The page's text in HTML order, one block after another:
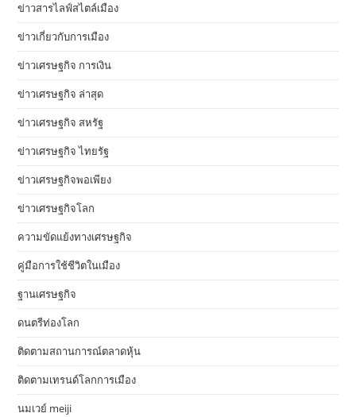
ข่าวสารไลฟ์สไตล์เมือง
ข่าวเกี่ยวกับการเมือง
ข่าวเศรษฐกิจ การเงิน
ข่าวเศรษฐกิจ ล่าสุด
ข่าวเศรษฐกิจ สหรัฐ
ข่าวเศรษฐกิจ ไทยรัฐ
ข่าวเศรษฐกิจพอเพียง
ข่าวเศรษฐกิจโลก
ความขัดแย้งทางเศรษฐกิจ
คู่มือการใช้ชีวิตในเมือง
ฐานเศรษฐกิจ
ดนตรีท่องโลก
ติดตามสถานการณ์ตลาดหุ้น
ติดตามเทรนด์โลกการเมือง
นมเวย์ meiji